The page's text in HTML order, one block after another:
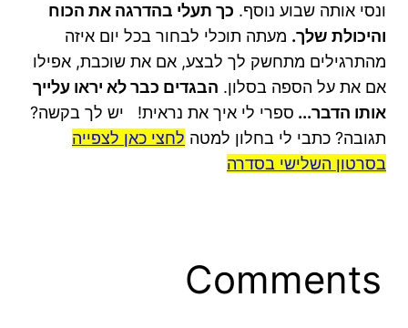
ונסי אותה שבוע נוסף. כך תעלי בהדרגה את הכוח
והיכולת שלך. מעתה תוכלי לבחור בכל יום איזה
מהתרגילים מתחשק לך לבצע, אם את שוכבת, אפילו
אם את על הספה בסלון. הבגדים כבר לא יראו עלייך
אותו הדבר... ספרי לי איך את נראית!
יש לך בקשה?
תגובה? כתבי לי בחלון למטה לחצי כאן לצפייה
בסרטון השלישי בסדרה
Comments